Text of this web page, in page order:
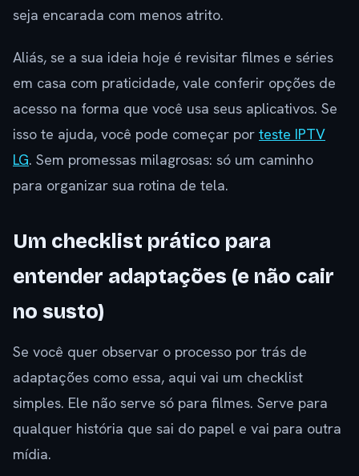
seja encarada com menos atrito.
Aliás, se a sua ideia hoje é revisitar filmes e séries
em casa com praticidade, vale conferir opções de
acesso na forma que você usa seus aplicativos. Se
isso te ajuda, você pode começar por teste IPTV
LG. Sem promessas milagrosas: só um caminho
para organizar sua rotina de tela.
Um checklist prático para
entender adaptações (e não cair
no susto)
Se você quer observar o processo por trás de
adaptações como essa, aqui vai um checklist
simples. Ele não serve só para filmes. Serve para
qualquer história que sai do papel e vai para outra
mídia.